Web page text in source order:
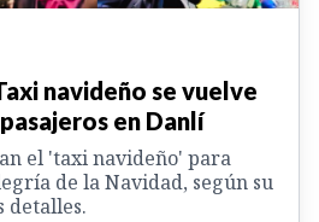
navideño se vuelve
en Danlí
el 'taxi navideño' para
de la Navidad, según su
detalles.